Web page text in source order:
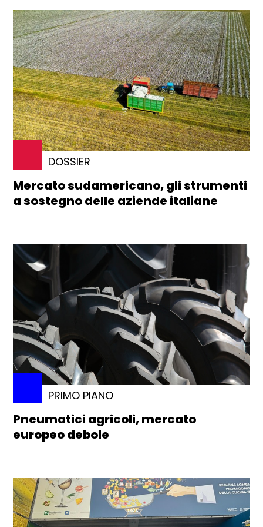
DOSSIER
Mercato sudamericano, gli strumenti
a sostegno delle aziende italiane
PRIMO PIANO
Pneumatici agricoli, mercato
europeo debole